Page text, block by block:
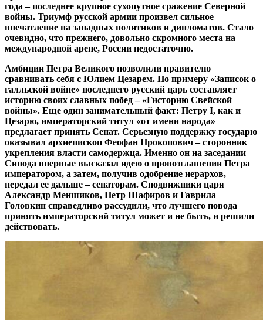
года – последнее крупное сухопутное сражение Северной
войны. Триумф русской армии произвел сильное
впечатление на западных политиков и дипломатов. Стало
очевидно, что прежнего, довольно скромного места на
международной арене, России недостаточно.
Амбиции Петра Великого позволили правителю
сравнивать себя с Юлием Цезарем. По примеру «Записок о
галльской войне» последнего русский царь составляет
историю своих славных побед – «Гисторию Свейской
войны». Еще один занимательный факт: Петру I, как и
Цезарю, императорский титул «от имени народа»
предлагает принять Сенат. Серьезную поддержку государю
оказывал архиепископ Феофан Прокопович – сторонник
укрепления власти самодержца. Именно он на заседании
Синода впервые высказал идею о провозглашении Петра
императором, а затем, получив одобрение иерархов,
передал ее дальше – сенаторам. Сподвижники царя
Александр Меншиков, Петр Шафиров и Гаврила
Головкин справедливо рассудили, что лучшего повода
принять императорский титул может и не быть, и решили
действовать.